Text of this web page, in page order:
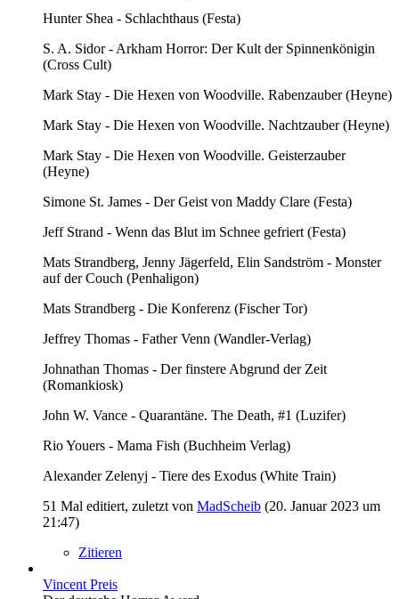
Hunter Shea - Schlachthaus (Festa)
S. A. Sidor - Arkham Horror: Der Kult der Spinnenkönigin
(Cross Cult)
Mark Stay - Die Hexen von Woodville. Rabenzauber (Heyne)
Mark Stay - Die Hexen von Woodville. Nachtzauber (Heyne)
Mark Stay - Die Hexen von Woodville. Geisterzauber
(Heyne)
Simone St. James - Der Geist von Maddy Clare (Festa)
Jeff Strand - Wenn das Blut im Schnee gefriert (Festa)
Mats Strandberg, Jenny Jägerfeld, Elin Sandström - Monster
auf der Couch (Penhaligon)
Mats Strandberg - Die Konferenz (Fischer Tor)
Jeffrey Thomas - Father Venn (Wandler-Verlag)
Johnathan Thomas - Der finstere Abgrund der Zeit
(Romankiosk)
John W. Vance - Quarantäne. The Death, #1 (Luzifer)
Rio Youers - Mama Fish (Buchheim Verlag)
Alexander Zelenyj - Tiere des Exodus (White Train)
51 Mal editiert, zuletzt von MadScheib (20. Januar 2023 um
21:47)
Zitieren
Vincent Preis